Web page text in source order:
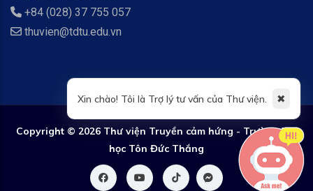
+84 (028) 37 755 057
thuvien@tdtu.edu.vn
Xin chào! Tôi là Trợ lý tư vấn của Thư viện. ✖
Copyright © 2026 Thư viện Truyền cảm hứng - Trường Đại
học Tôn Đức Thắng